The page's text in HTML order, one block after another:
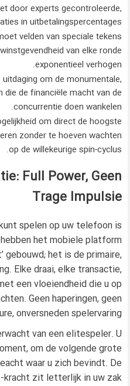
door experts gecontroleerde,
in uitbetalingspercentages.
velden van speciale tekens
van elke ronde
exponentieel verhogen.
uitdaging om de monumentale,
de financiële macht van de
concurrentie doen wankelen.
om direct de hoogste
zonder te hoeven wachten
op de willekeurige spin-cyclus.
Full Power, Geen
Trage Impulsie
spelen op uw telefoon is
het mobiele platform
gebouwd; het is de primaire,
Elke draai, elke transactie,
een vloeiendheid die u op
Geen haperingen, geen
onversneden spelervaring.
van een elitespeler. U
om de volgende grote
waar u zich bevindt. De
zit letterlijk in uw zak.